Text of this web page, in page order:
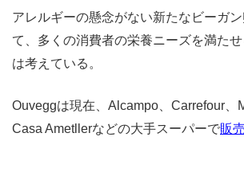
アレルギーの懸念がない新たなビーガ
て、多くの消費者の栄養ニーズを満た
は考えている。
Ouveggは現在、Alcampo、Carrefour、
Casa Ametllerなどの大手スーパーで販